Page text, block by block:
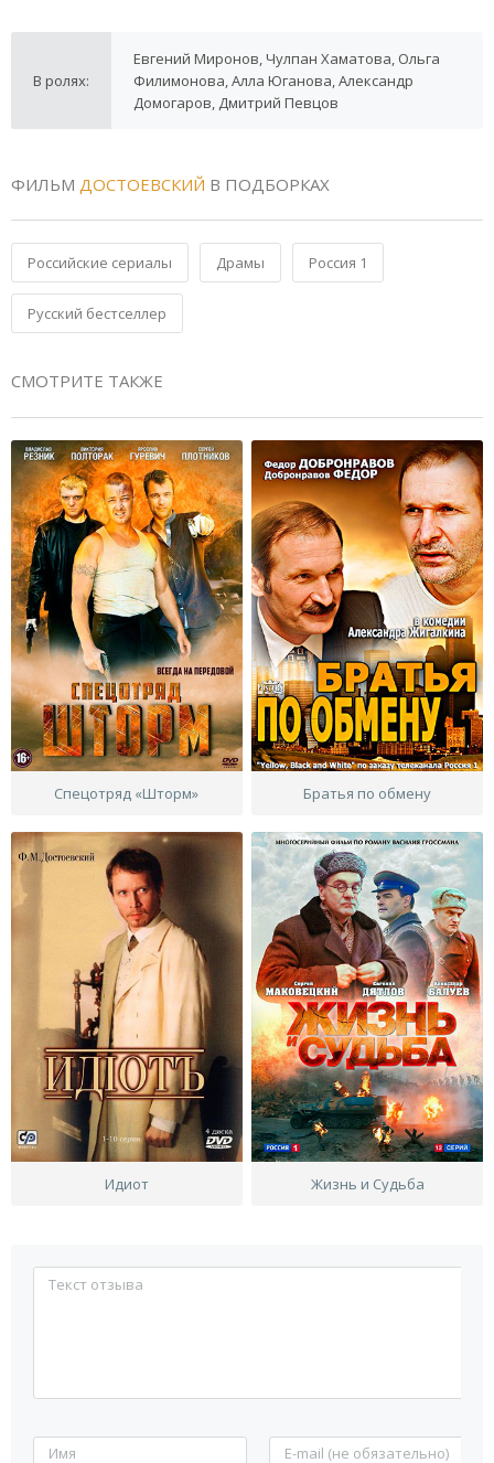
В ролях:
Евгений Миронов, Чулпан Хаматова, Ольга
Филимонова, Алла Юганова, Александр
Домогаров, Дмитрий Певцов
ФИЛЬМ ДОСТОЕВСКИЙ В ПОДБОРКАХ
Российские сериалы Драмы Россия 1
Русский бестселлер
СМОТРИТЕ ТАКЖЕ
Спецотряд «Шторм» Братья по обмену
Идиот Жизнь и Судьба